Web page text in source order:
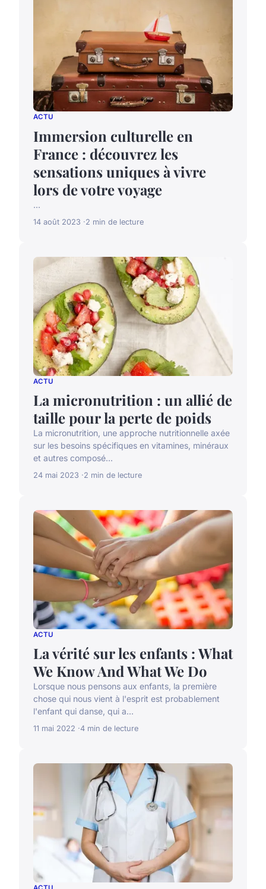
ACTU
Immersion culturelle en
France : découvrez les
sensations uniques à vivre
lors de votre voyage
...
14 août 2023 2 min de lecture
ACTU
La micronutrition : un allié de
taille pour la perte de poids
La micronutrition, une approche nutritionnelle axée
sur les besoins spécifiques en vitamines, minéraux
et autres composé...
24 mai 2023 2 min de lecture
ACTU
La vérité sur les enfants : What
We Know And What We Do
Lorsque nous pensons aux enfants, la première
chose qui nous vient à l'esprit est probablement
l'enfant qui danse, qui a...
11 mai 2022 4 min de lecture